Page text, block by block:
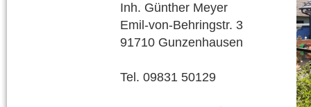
Inh. Günther Meyer
Emil-von-Behringstr. 3
91710 Gunzenhausen
Tel. 09831 50129